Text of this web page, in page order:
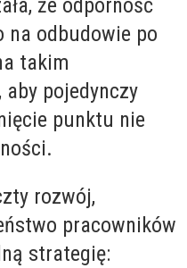
że odporność
na odbudowie po
takim
pojedynczy
punktu nie
rozwój,
pracowników
strategię: